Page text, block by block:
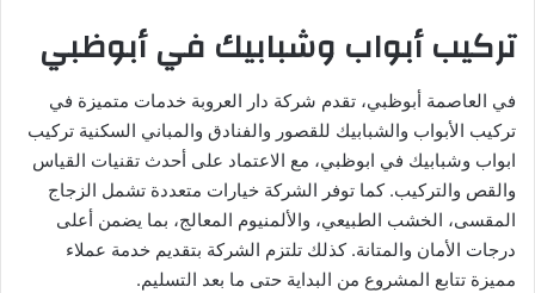
تركيب أبواب وشبابيك في أبوظبي
في العاصمة أبوظبي، تقدم شركة دار العروبة خدمات متميزة في
تركيب الأبواب والشبابيك للقصور والفنادق والمباني السكنية تركيب
ابواب وشبابيك في ابوظبي، مع الاعتماد على أحدث تقنيات القياس
والقص والتركيب. كما توفر الشركة خيارات متعددة تشمل الزجاج
المقسى، الخشب الطبيعي، والألمنيوم المعالج، بما يضمن أعلى
درجات الأمان والمتانة. كذلك تلتزم الشركة بتقديم خدمة عملاء
مميزة تتابع المشروع من البداية حتى ما بعد التسليم.